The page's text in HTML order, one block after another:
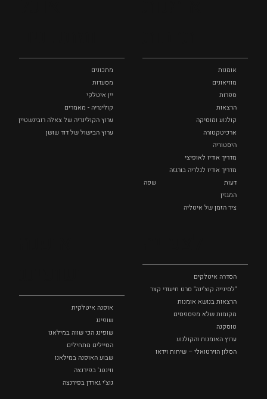
אומנות
מוזיאונים
ספרות
הרצאות
קולנוע ומוסיקה
ארכיטקטורה
היסטוריה
מדריך אודיו לאופיצי
מדריך אודיו לגלריה בורגזה
דעות
שפה
המגזין
ציר הזמן של איטליה
מתכונים
מסעדות
יין איטלקי
קולינריה - מאמרים
ערוץ הקולינריה של צאלה רובינשטיין
ערוץ הבישול של דוד שושן
הסדרה איטלקים
"לסינייה קוצ'ינה" סרט תיעודי קצר
הרצאות בנושא אומנות
מקומות שלא מפספסים
טוסקנה
ערוץ האומנות והקולנוע
הסלון הוירטואלי – שיחות וידאו
אופנה איטלקית
שופינג
שופינג הכי שווה במילאנו
הסיילים מתחילים
שבוע האופנה במילאנו
ווינטג' בפירנצה
גוצ'י גארדן בפירנצה